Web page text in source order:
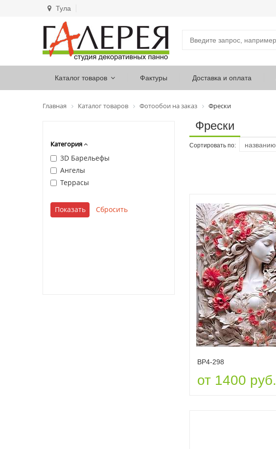
Тула
Каталог товаров Фактуры Доставка и оплата
Главная Каталог товаров Фотообои на заказ Фрески
Категория
3D Барельефы
Ангелы
Террасы
Фрески
Сортировать по: названию
ВР4-298
от 1400 руб.